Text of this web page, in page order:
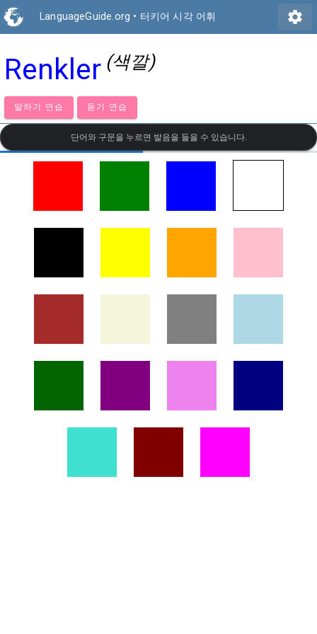
LanguageGuide.org • 터키어 시각 어휘 settings
Renkler (색깔)
말하기 연습 듣기 연습
단어와 구문을 누르면 발음을 들을 수 있습니다.